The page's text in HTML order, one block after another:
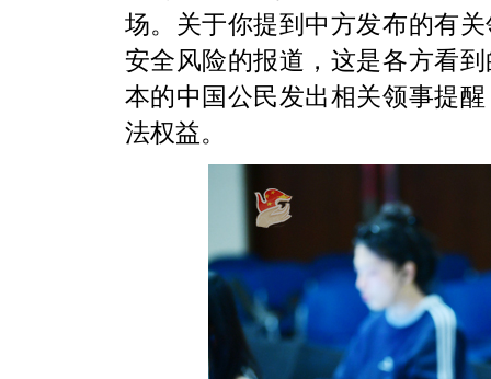
场。关于你提到中方发布的有
安全风险的报道，这是各方看
本的中国公民发出相关领事提
法权益。